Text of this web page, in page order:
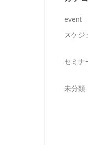
event
スケジ
セミナ
未分類